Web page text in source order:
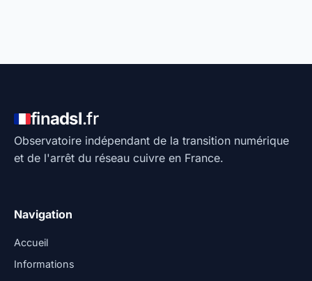
finadsl.fr
Observatoire indépendant de la transition numérique
et de l'arrêt du réseau cuivre en France.
Navigation
Accueil
Informations